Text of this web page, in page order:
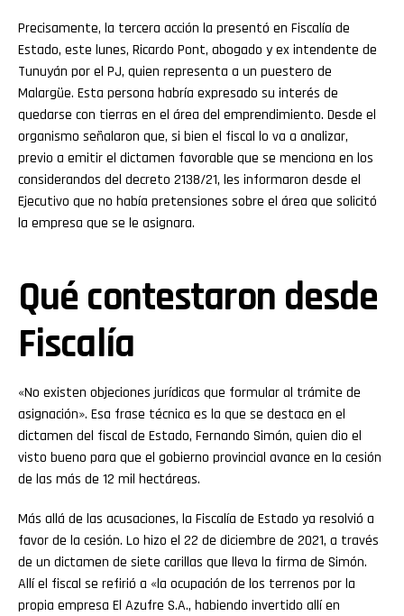
Precisamente, la tercera acción la presentó en Fiscalía de
Estado, este lunes, Ricardo Pont, abogado y ex intendente de
Tunuyán por el PJ, quien representa a un puestero de
Malargüe. Esta persona habría expresado su interés de
quedarse con tierras en el área del emprendimiento. Desde el
organismo señalaron que, si bien el fiscal lo va a analizar,
previo a emitir el dictamen favorable que se menciona en los
considerandos del decreto 2138/21, les informaron desde el
Ejecutivo que no había pretensiones sobre el área que solicitó
la empresa que se le asignara.
Qué contestaron desde
Fiscalía
«No existen objeciones jurídicas que formular al trámite de
asignación». Esa frase técnica es la que se destaca en el
dictamen del fiscal de Estado, Fernando Simón, quien dio el
visto bueno para que el gobierno provincial avance en la cesión
de las más de 12 mil hectáreas.
Más allá de las acusaciones, la Fiscalía de Estado ya resolvió a
favor de la cesión. Lo hizo el 22 de diciembre de 2021, a través
de un dictamen de siete carillas que lleva la firma de Simón.
Allí el fiscal se refirió a «la ocupación de los terrenos por la
propia empresa El Azufre S.A., habiendo invertido allí en